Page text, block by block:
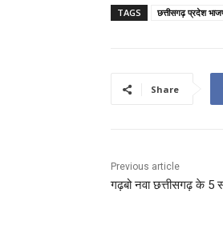
TAGS छत्तीसगढ़ प्रदेश
Share
Previous article
गढ़बो नवा छत्तीसगढ़ के 5